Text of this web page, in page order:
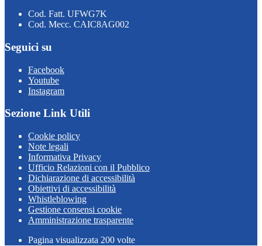
Cod. Fatt. UFWG7K
Cod. Mecc. CAIC8AG002
Seguici su
Facebook
Youtube
Instagram
Sezione Link Utili
Cookie policy
Note legali
Informativa Privacy
Ufficio Relazioni con il Pubblico
Dichiarazione di accessibilità
Obiettivi di accessibilità
Whistleblowing
Gestione consensi cookie
Amministrazione trasparente
Pagina visualizzata 200 volte